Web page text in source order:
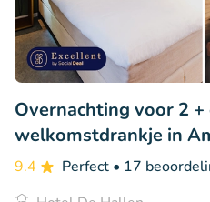
Overnachting voor 2
welkomstdrankje in
9.4 Perfect • 17